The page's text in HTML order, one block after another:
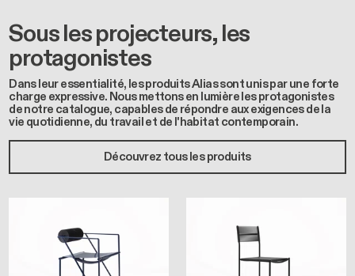
Sous les projecteurs, les
protagonistes
Dans leur essentialité, les produits Alias sont unis par une forte
charge expressive. Nous mettons en lumière les protagonistes
de notre catalogue, capables de répondre aux exigences de la
vie quotidienne, du travail et de l'habitat contemporain.
Découvrez tous les produits